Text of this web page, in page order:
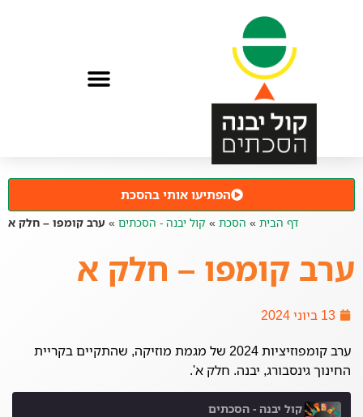
הפתיעו אותי בהסכת
דף הבית » הסכת » קול יבנה - הסכתים » ערב קומפו – חלק א
ערב קומפו – חלק א
13 ביוני 2024
ערב קומפוזיציות 2024 של מגמת מוזיקה, שהתקיים בקריית
החינוך גינסבורג, יבנה. חלק א'.
קול יבנה - הסכתים